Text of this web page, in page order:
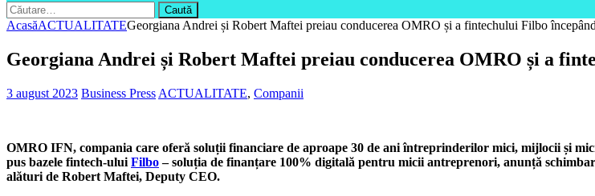
Caută
după:
AcasăACTUALITATEGeorgiana Andrei și Robert Maftei preiau conducerea OMRO și a fintechului Filbo
Georgiana Andrei și Robert Maftei preiau conducerea OMRO și a
3 august 2023 Business Press ACTUALITATE, Companii
OMRO IFN, compania care oferă soluții financiare de aproape 30 de ani întreprinderilor mici, mijlocii și
pus bazele fintech-ului Filbo– soluția de finanțare 100% digitală pentru micii antreprenori, anunță
alături de Robert Maftei, Deputy CEO.